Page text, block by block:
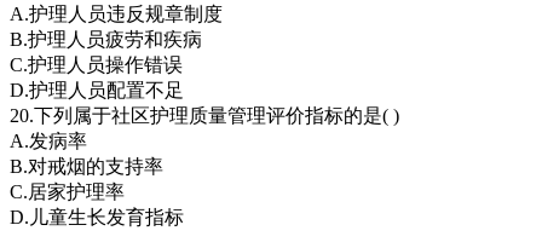
A.护理人员违反规章制度
B.护理人员疲劳和疾病
C.护理人员操作错误
D.护理人员配置不足
20.下列属于社区护理质量管理评价指标的是( )
A.发病率
B.对戒烟的支持率
C.居家护理率
D.儿童生长发育指标